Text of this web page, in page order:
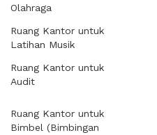
Olahraga
Ruang Kantor untuk
Latihan Musik
Ruang Kantor untuk
Audit
Ruang Kantor untuk
Bimbel (Bimbingan